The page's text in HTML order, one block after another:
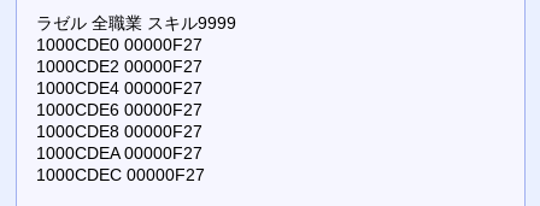
ラゼル 全職業 スキル9999
1000CDE0 00000F27
1000CDE2 00000F27
1000CDE4 00000F27
1000CDE6 00000F27
1000CDE8 00000F27
1000CDEA 00000F27
1000CDEC 00000F27